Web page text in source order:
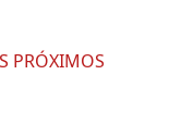
PRÓXIMOS